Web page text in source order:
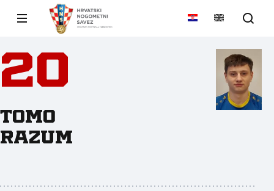
20
Tomo
Razum